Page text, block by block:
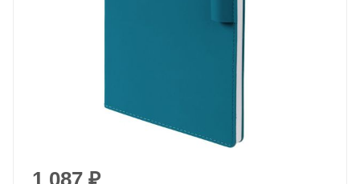
1 087 ₽